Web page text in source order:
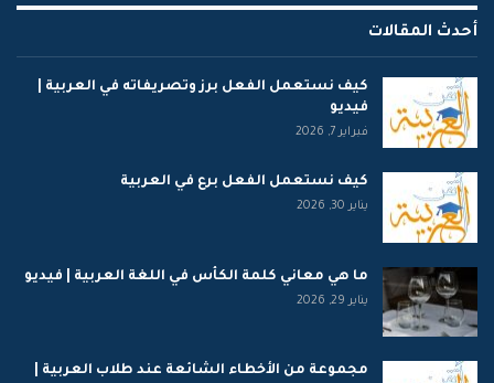
أحدث المقالات
كيف نستعمل الفعل برز وتصريفاته في العربية |
فيديو
فبراير 7, 2026
كيف نستعمل الفعل برع في العربية
يناير 30, 2026
ما هي معاني كلمة الكأس في اللغة العربية | فيديو
يناير 29, 2026
مجموعة من الأخطاء الشائعة عند طلاب العربية |